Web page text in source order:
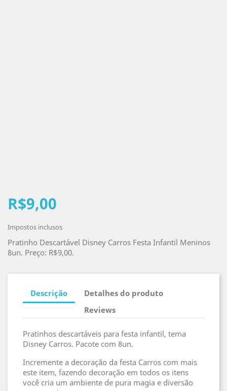
R$9,00
Impostos inclusos
Pratinho Descartável Disney Carros Festa Infantil Meninos
8un. Preço: R$9,00.
Descrição
Detalhes do produto
Reviews
Pratinhos descartáveis para festa infantil, tema
Disney Carros. Pacote com 8un.
Incremente a decoração da festa Carros com mais
este item, fazendo decoração em todos os itens
você cria um ambiente de pura magia e diversão